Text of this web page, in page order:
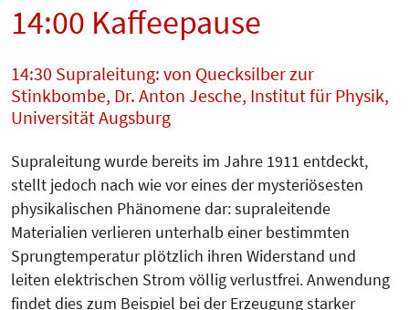
14:00 Kaffeepause
14:30 Supraleitung: von Quecksilber zur
Stinkbombe, Dr. Anton Jesche, Institut für Physik,
Universität Augsburg
Supraleitung wurde bereits im Jahre 1911 entdeckt,
stellt jedoch nach wie vor eines der mysteriösesten
physikalischen Phänomene dar: supraleitende
Materialien verlieren unterhalb einer bestimmten
Sprungtemperatur plötzlich ihren Widerstand und
leiten elektrischen Strom völlig verlustfrei. Anwendung
findet dies zum Beispiel bei der Erzeugung starker